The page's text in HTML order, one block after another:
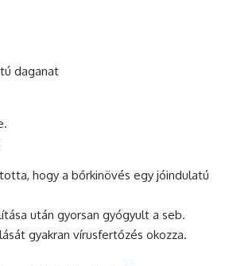
daganat
hogy a bőrkinövés egy jóindulatú
után gyorsan gyógyult a seb.
gyakran vírusfertőzés okozza.